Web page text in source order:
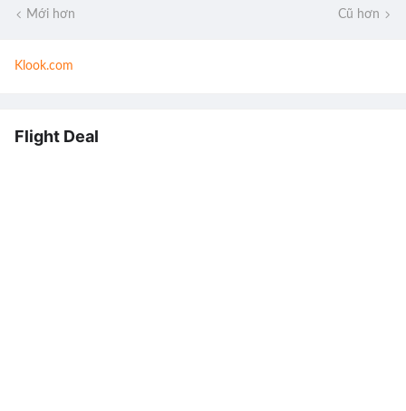
Mới hơn Cũ hơn
Klook.com
Flight Deal